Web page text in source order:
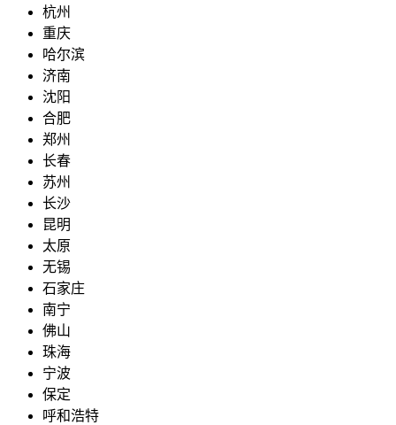
杭州
重庆
哈尔滨
济南
沈阳
合肥
郑州
长春
苏州
长沙
昆明
太原
无锡
石家庄
南宁
佛山
珠海
宁波
保定
呼和浩特